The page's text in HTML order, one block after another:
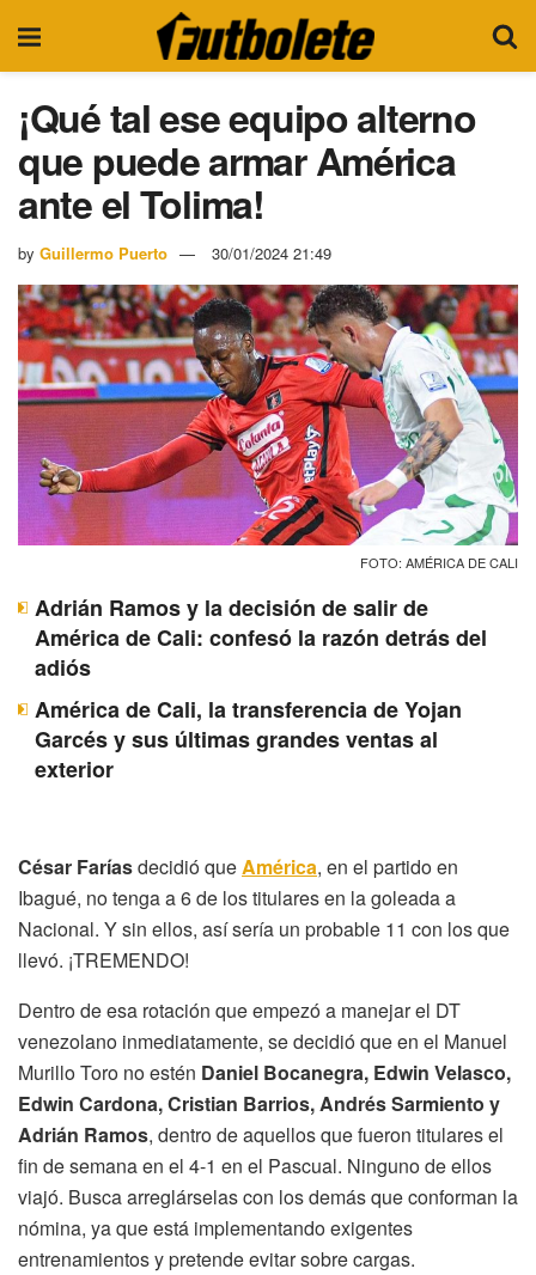
¡Qué tal ese equipo alterno
que puede armar América
ante el Tolima!
by Guillermo Puerto 30/01/2024 21:49
FOTO: AMÉRICA DE CALI
Adrián Ramos y la decisión de salir de
América de Cali: confesó la razón detrás del
adiós
América de Cali, la transferencia de Yojan
Garcés y sus últimas grandes ventas al
exterior
César Faríasdecidió queAmérica, en el partido en
Ibagué, no tenga a 6 de los titulares en la goleada a
Nacional. Y sin ellos, así sería un probable 11 con los que
llevó. ¡TREMENDO!
Dentro de esa rotación que empezó a manejar el DT
venezolano inmediatamente, se decidió que en el Manuel
Murillo Toro no estén Daniel Bocanegra, Edwin Velasco,
Edwin Cardona, Cristian Barrios, Andrés Sarmiento y
Adrián Ramos, dentro de aquellos que fueron titulares el
fin de semana en el 4-1 en el Pascual. Ninguno de ellos
viajó. Busca arreglárselas con los demás que conforman la
nómina, ya que está implementando exigentes
entrenamientos y pretende evitar sobre cargas.